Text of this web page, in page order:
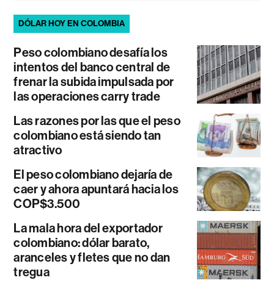
DÓLAR HOY EN COLOMBIA
Peso colombiano desafía los
intentos del banco central de
frenar la subida impulsada por
las operaciones carry trade
Las razones por las que el peso
colombiano está siendo tan
atractivo
El peso colombiano dejaría de
caer y ahora apuntará hacia los
COP$3.500
La mala hora del exportador
colombiano: dólar barato,
aranceles y fletes que no dan
tregua